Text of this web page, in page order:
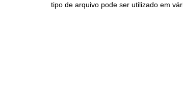
tipo de arquivo pode ser utilizado em